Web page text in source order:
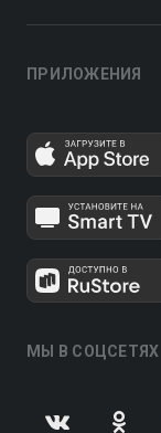
ПРИЛОЖЕНИЯ
МЫ В СОЦСЕТЯХ